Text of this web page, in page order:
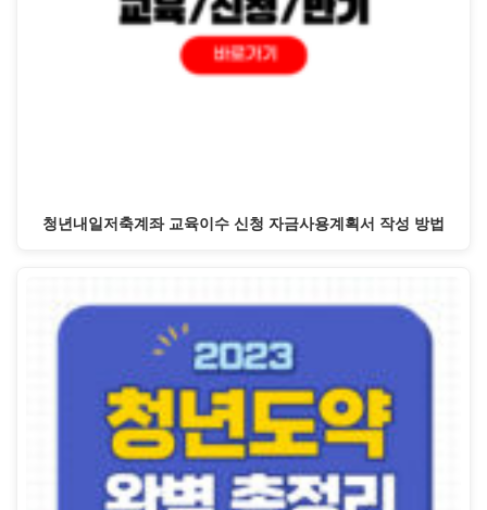
청년내일저축계좌 교육이수 신청 자금사용계획서 작성 방법